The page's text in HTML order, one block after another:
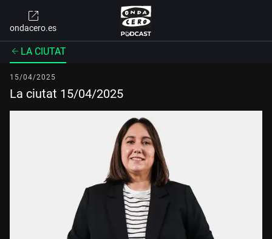
ondacero.es
LA CIUTAT
15/04/2025
La ciutat 15/04/2025